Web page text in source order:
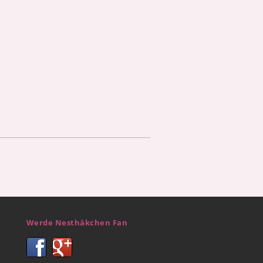
Werde Nesthäkchen Fan